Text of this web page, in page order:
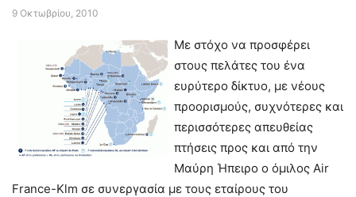
9 Οκτωβρίου, 2010
Με στόχο να προσφέρει
στους πελάτες του ένα
ευρύτερο δίκτυο, με νέους
προορισμούς, συχνότερες και
περισσότερες απευθείας
πτήσεις προς και από την
Μαύρη Ήπειρο ο όμιλος Air
France-Klm σε συνεργασία με τους εταίρους του